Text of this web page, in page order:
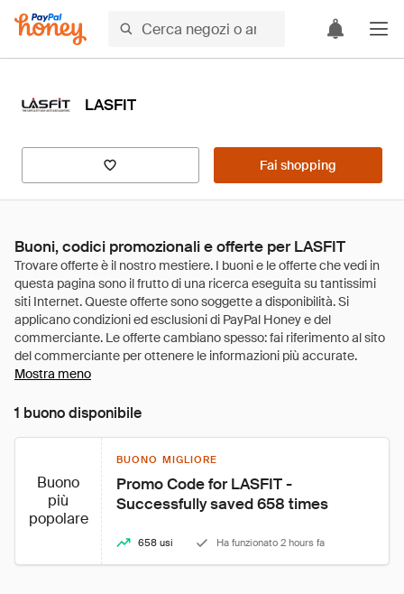
LASFIT
Fai shopping
Buoni, codici promozionali e offerte per LASFIT
Mostra meno
1 buono disponibile
Buono
più
popolare
BUONO MIGLIORE
Promo Code for LASFIT -
Successfully saved 658 times
658 usi Ha funzionato 2 hours fa